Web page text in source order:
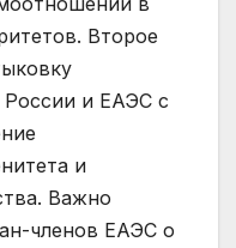
Второе
России и ЕАЭС с
и
Важно
членов ЕАЭС о